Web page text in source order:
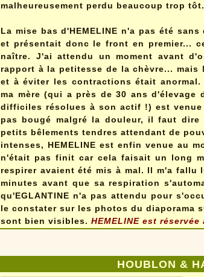
malheureusement perdu beaucoup trop tôt.
La mise bas d'HEMELINE n'a pas été
et présentait donc le front en premier...
naître. J'ai attendu un moment avant
rapport à la petitesse de la chèvre... mais
et à éviter les contractions était
ma mère (qui a près de 30 ans
difficiles résolues à son actif !) est venue
pas bougé malgré la douleur, il faut
petits bêlements tendres attendant de
intenses, HEMELINE est enfin venue au
n'était pas finit car cela faisait un long
respirer avaient été mis à mal. Il m'a fallu
minutes avant que sa respiration
qu'EGLANTINE n'a pas attendu pour
le constater sur les photos du diaporama
sont bien visibles. HEMELINE est
HOUBLON &